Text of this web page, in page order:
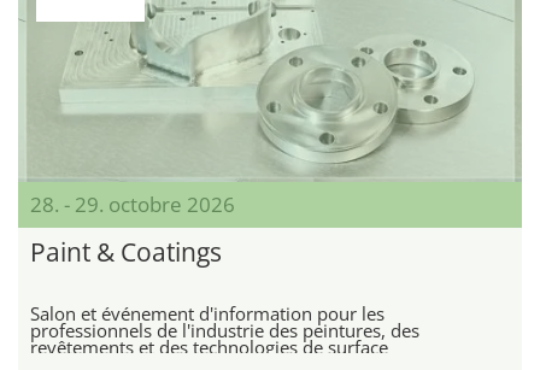
28. - 29. octobre 2026
Paint & Coatings
Salon et événement d'information pour les
professionnels de l'industrie des peintures, des
revêtements et des technologies de surface